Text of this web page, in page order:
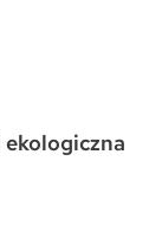
ekologiczna